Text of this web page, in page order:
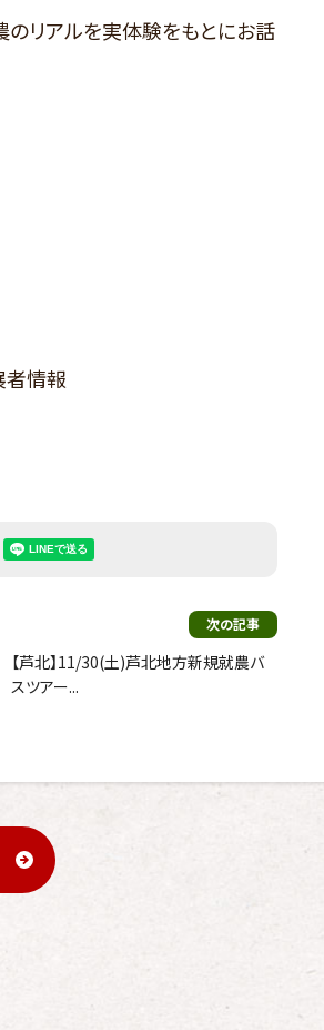
リアルを実体験をもとにお話
者情報
次の記事
【芦北】11/30(土)芦北地方新規就農バ
スツアー...